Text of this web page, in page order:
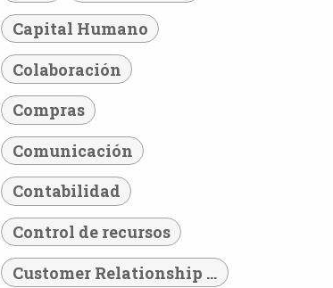
Capital Humano
Colaboración
Compras
Comunicación
Contabilidad
Control de recursos
Customer Relationship Management